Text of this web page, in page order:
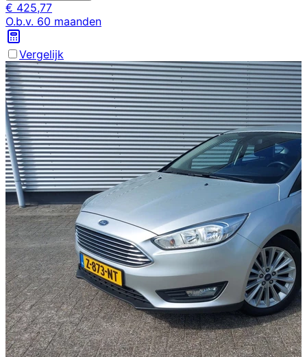
€ 425,77
O.b.v. 60 maanden
Vergelijk